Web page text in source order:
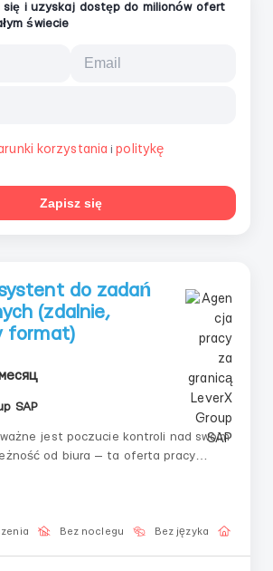
się i uzyskaj dostęp do milionów ofert
świecie
korzystania i politykę
Zapisz się
do zadań
(zdalnie,
format)
SAP
jest poczucie kontroli nad swoim
od biura — ta oferta pracy
działania w panelu.📌 Co
Bez noclegu Bez języka